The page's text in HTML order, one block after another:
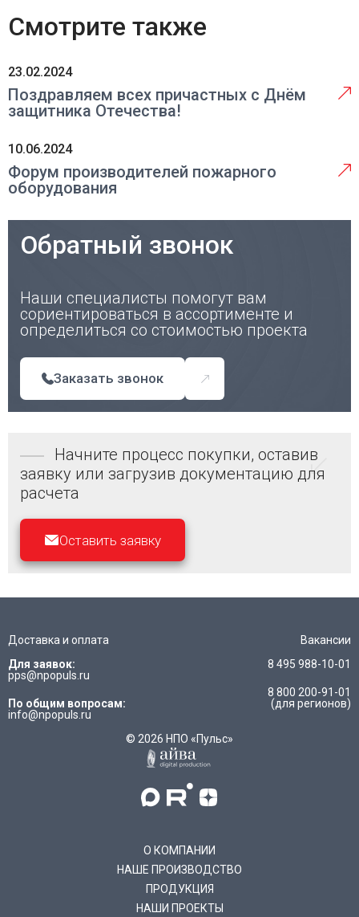
Смотрите также
23.02.2024
Поздравляем всех причастных с Днём
защитника Отечества!
10.06.2024
Форум производителей пожарного
оборудования
Обратный звонок
Наши специалисты помогут вам
сориентироваться в ассортименте и
определиться со стоимостью проекта
Заказать звонок
Начните процесс покупки, оставив
заявку или загрузив документацию для
расчета
Оставить заявку
Доставка и оплата
Вакансии
Для заявок:
pps@npopuls.ru
По общим вопросам:
info@npopuls.ru
8 495 988-10-01
8 800 200-91-01
(для регионов)
© 2026 НПО «Пульс»
О КОМПАНИИ
НАШЕ ПРОИЗВОДСТВО
ПРОДУКЦИЯ
НАШИ ПРОЕКТЫ